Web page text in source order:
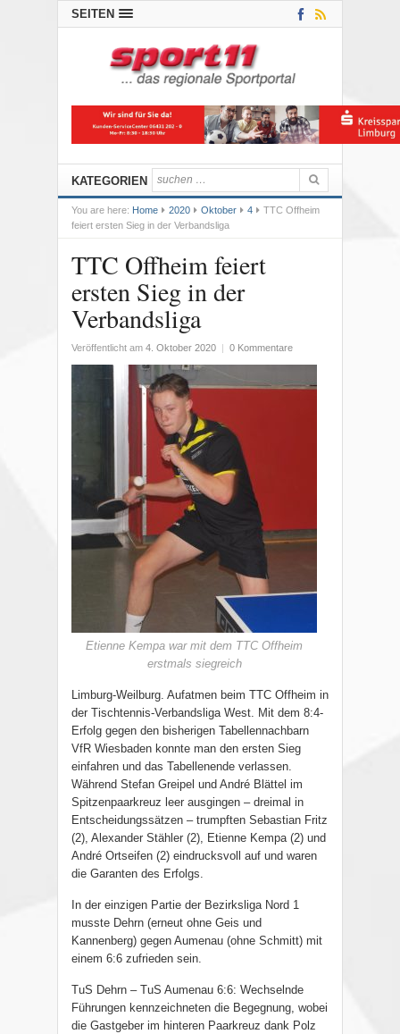
SEITEN
KATEGORIEN
You are here: Home 2020 Oktober 4
TTC Offheim
feiert ersten Sieg in der Verbandsliga
TTC Offheim feiert
ersten Sieg in der
Verbandsliga
Veröffentlicht am 4. Oktober 2020 0 Kommentare
Etienne Kempa war mit dem TTC Offheim
erstmals siegreich
Limburg-Weilburg. Aufatmen beim TTC Offheim in
der Tischtennis-Verbandsliga West. Mit dem 8:4-
Erfolg gegen den bisherigen Tabellennachbarn
VfR Wiesbaden konnte man den ersten Sieg
einfahren und das Tabellenende verlassen.
Während Stefan Greipel und André Blättel im
Spitzenpaarkreuz leer ausgingen – dreimal in
Entscheidungssätzen – trumpften Sebastian Fritz
(2), Alexander Stähler (2), Etienne Kempa (2) und
André Ortseifen (2) eindrucksvoll auf und waren
die Garanten des Erfolgs.
In der einzigen Partie der Bezirksliga Nord 1
musste Dehrn (erneut ohne Geis und
Kannenberg) gegen Aumenau (ohne Schmitt) mit
einem 6:6 zufrieden sein.
TuS Dehrn – TuS Aumenau 6:6: Wechselnde
Führungen kennzeichneten die Begegnung, wobei
die Gastgeber im hinteren Paarkreuz dank Polz